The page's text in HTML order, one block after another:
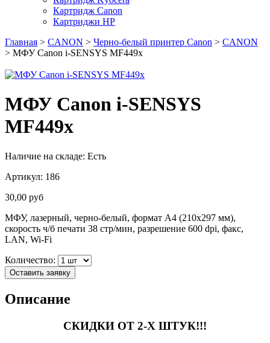
Картридж Canon
Картриджи HP
Главная > CANON > Черно-белый принтер Canon > CANON
> МФУ Canon i-SENSYS MF449x
МФУ Canon i-SENSYS
MF449x
Наличие на складе: Есть
Артикул: 186
30,00 руб
МФУ, лазерный, черно-белый, формат A4 (210x297 мм),
скорость ч/б печати 38 стр/мин, разрешение 600 dpi, факс,
LAN, Wi-Fi
Количество:
Оставить заявку
Описание
СКИДКИ ОТ 2-Х ШТУК!!!